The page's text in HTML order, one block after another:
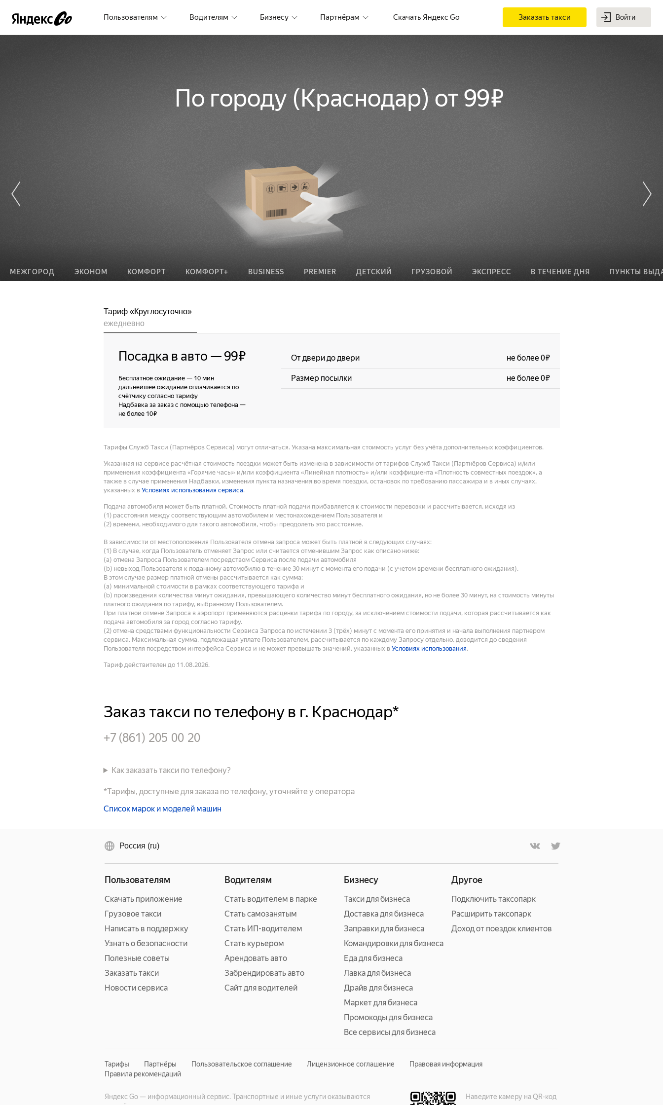
Пользователям Водителям Бизнесу Партнёрам Скачать Яндекс Go Заказать такси Войти
По городу (Краснодар) от 99 ₽
МЕЖГОРОД ЭКОНОМ КОМФОРТ КОМФОРТ+ BUSINESS PREMIER ДЕТСКИЙ ГРУЗОВОЙ ЭКСПРЕСС В ТЕЧЕНИЕ ДНЯ ПУНКТЫ
Тариф «Круглосуточно»
ежедневно
Посадка в авто —99 ₽
Бесплатное ожидание— 10 мин
дальнейшее ожидание оплачивается по
счётчику согласно тарифу
Надбавка за заказ с помощью телефона —
не более 10 ₽
От двери до двери не более 0 ₽
Размер посылки не более 0 ₽
Тарифы Служб Такси (Партнёров Сервиса) могут отличаться. Указана максимальная стоимость услуг без учёта дополнительных коэффициентов.
Указанная на сервисе расчётная стоимость поездки может быть изменена в зависимости от тарифов Служб Такси (Партнёров Сервиса) и/или
применения коэффициента «Горячие часы» и/или коэффициента «Линейная плотность» и/или коэффициента «Плотность совместных поездок», а
также в случае применения Надбавки, изменения пункта назначения во время поездки, остановок по требованию пассажира и в иных случаях,
указанных в Условиях использования сервиса.
Подача автомобиля может быть платной. Стоимость платной подачи прибавляется к стоимости перевозки и рассчитывается, исходя из
(1) расстояния между соответствующим автомобилем и местонахождением Пользователя и
(2) времени, необходимого для такого автомобиля, чтобы преодолеть это расстояние.
В зависимости от местоположения Пользователя отмена запроса может быть платной в следующих случаях:
(1) В случае, когда Пользователь отменяет Запрос или считается отменившим Запрос как описано ниже:
(a) отмена Запроса Пользователем посредством Сервиса после подачи автомобиля
(b) невыход Пользователя к поданному автомобилю в течение 30 минут с момента его подачи (с учетом времени бесплатного ожидания).
В этом случае размер платной отмены рассчитывается как сумма:
(a) минимальной стоимости в рамках соответствующего тарифа и
(b) произведения количества минут ожидания, превышающего количество минут бесплатного ожидания, но не более 30 минут, на стоимость минуты
платного ожидания по тарифу, выбранному Пользователем.
При платной отмене Запроса в аэропорт применяются расценки тарифа по городу, за исключением стоимости подачи, которая рассчитывается как
подача автомобиля за город согласно тарифу.
(2) отмена средствами функциональности Сервиса Запроса по истечении 3 (трёх) минут с момента его принятия и начала выполнения партнером
сервиса. Максимальная сумма, подлежащая уплате Пользователем, рассчитывается по каждому Запросу отдельно, доводится до сведения
Пользователя посредством интерфейса Сервиса и не может превышать значений, указанных в Условиях использования.
Тариф действителен до 11.08.2026.
Заказ такси по телефону в г. Краснодар*
+7 (861) 205 00 20
Как заказать такси по телефону?
*Тарифы, доступные для заказа по телефону, уточняйте у оператора
Список марок и моделей машин
Россия (ru)
Пользователям
Скачать приложение
Грузовое такси
Написать в поддержку
Узнать о безопасности
Полезные советы
Заказать такси
Новости сервиса
Водителям
Стать водителем в парке
Стать самозанятым
Стать ИП-водителем
Стать курьером
Арендовать авто
Забрендировать авто
Сайт для водителей
Бизнесу
Такси для бизнеса
Доставка для бизнеса
Заправки для бизнеса
Командировки для бизнеса
Еда для бизнеса
Лавка для бизнеса
Драйв для бизнеса
Маркет для бизнеса
Промокоды для бизнеса
Все сервисы для бизнеса
Другое
Подключить таксопарк
Расширить таксопарк
Доход от поездок клиентов
Тарифы Партнёры Пользовательское соглашение Лицензионное соглашение
Правовая информация
Правила рекомендаций
Яндекс Go — информационный сервис. Транспортные и иные услуги оказываются
Наведите камеру на QR-код